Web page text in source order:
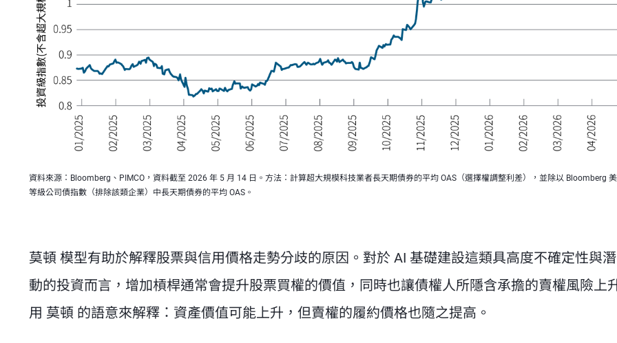
資料來源：Bloomberg、PIMCO，資料截至 2026 年 5 月 14 日。方法：計算超大規模科技業者長天期債券的平均 OAS（選擇權調整利差），並除以 Bloomberg
等級公司債指數（排除該類企業）中長天期債券的平均 OAS。
莫頓 模型有助於解釋股票與信用價格走勢分歧的原因。對於 AI 基礎建設這類具高度不確定性與
動的投資而言，增加槓桿通常會提升股票買權的價值，同時也讓債權人所隱含承擔的賣權風險上
用 莫頓 的語意來解釋：資產價值可能上升，但賣權的履約價格也隨之提高。